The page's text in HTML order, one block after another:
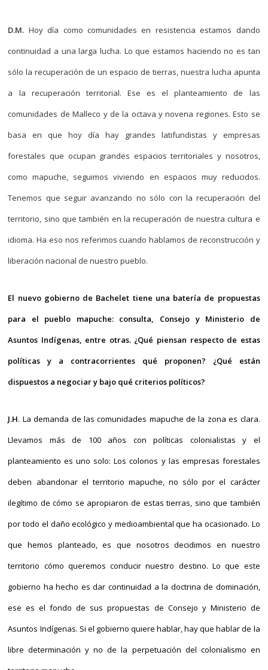
D.M. Hoy día como comunidades en resistencia estamos dando
continuidad a una larga lucha. Lo que estamos haciendo no es tan
sólo la recuperación de un espacio de tierras, nuestra lucha apunta
a la recuperación territorial. Ese es el planteamiento de las
comunidades de Malleco y de la octava y novena regiones. Esto se
basa en que hoy día hay grandes latifundistas y empresas
forestales que ocupan grandes espacios territoriales y nosotros,
como mapuche, seguimos viviendo en espacios muy reducidos.
Tenemos que seguir avanzando no sólo con la recuperación del
territorio, sino que también en la recuperación de nuestra cultura e
idioma. Ha eso nos referimos cuando hablamos de reconstrucción y
liberación nacional de nuestro pueblo.
El nuevo gobierno de Bachelet tiene una batería de propuestas
para el pueblo mapuche: consulta, Consejo y Ministerio de
Asuntos Indígenas, entre otras. ¿Qué piensan respecto de estas
políticas y a contracorrientes qué proponen? ¿Qué están
dispuestos a negociar y bajo qué criterios políticos?
J.H. La demanda de las comunidades mapuche de la zona es clara.
Llevamos más de 100 años con políticas colonialistas y el
planteamiento es uno solo: Los colonos y las empresas forestales
deben abandonar el territorio mapuche, no sólo por el carácter
ilegítimo de cómo se apropiaron de estas tierras, sino que también
por todo el daño ecológico y medioambiental que ha ocasionado. Lo
que hemos planteado, es que nosotros decidimos en nuestro
territorio cómo queremos conducir nuestro destino. Lo que este
gobierno ha hecho es dar continuidad a la doctrina de dominación,
ese es el fondo de sus propuestas de Consejo y Ministerio de
Asuntos Indígenas. Si el gobierno quiere hablar, hay que hablar de la
libre determinación y no de la perpetuación del colonialismo en